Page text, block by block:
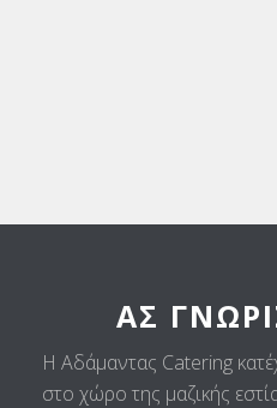
ΑΣ
Η Αδάμαντας Catering
στο χώρο της μαζικής